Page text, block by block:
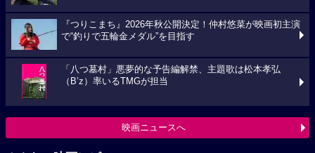
『つりこまち』2026年秋公開決定！仲村悠菜が映画初主演
で“釣りで五輪金メダル”を目指す
「八つ墓村」悪夢的な予告編解禁、主題歌は松本孝弘
（B’z）率いるTMGが担当
映画ニュースへ